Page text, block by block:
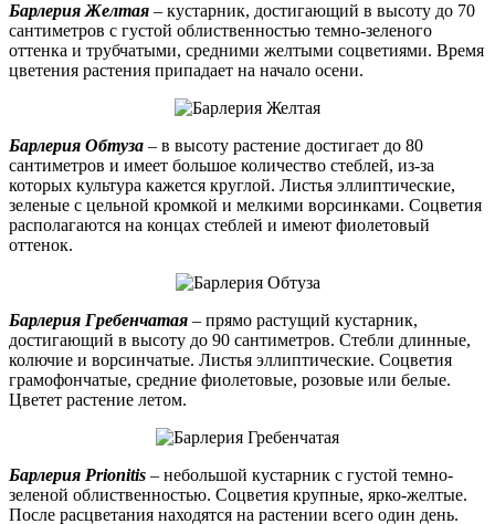
Барлерия Желтая – кустарник, достигающий в высоту до 70
сантиметров с густой облиственностью темно-зеленого
оттенка и трубчатыми, средними желтыми соцветиями. Время
цветения растения припадает на начало осени.
Барлерия Обтуза – в высоту растение достигает до 80
сантиметров и имеет большое количество стеблей, из-за
которых культура кажется круглой. Листья эллиптические,
зеленые с цельной кромкой и мелкими ворсинками. Соцветия
располагаются на концах стеблей и имеют фиолетовый
оттенок.
Барлерия Гребенчатая – прямо растущий кустарник,
достигающий в высоту до 90 сантиметров. Стебли длинные,
колючие и ворсинчатые. Листья эллиптические. Соцветия
грамофончатые, средние фиолетовые, розовые или белые.
Цветет растение летом.
Барлерия Prionitis – небольшой кустарник с густой темно-
зеленой облиственностью. Соцветия крупные, ярко-желтые.
После расцветания находятся на растении всего один день.